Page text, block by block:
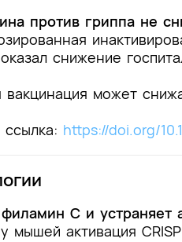
против гриппа не
снижение
вакцинация может
ссылка: https://doi.org/
филамин C и устраняет
мышей активация